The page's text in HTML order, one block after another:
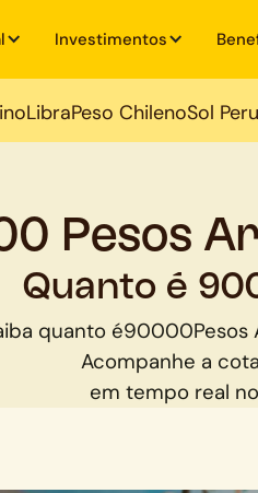
Investimentos
LibraPeso ChilenoSol
Pesos
Quanto é
quanto é90000Pesos
Acompanhe a
em tempo real